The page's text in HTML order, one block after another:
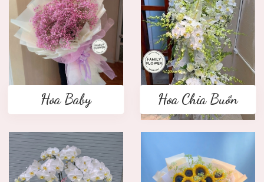
Hoa Baby Hoa Chia Buồn